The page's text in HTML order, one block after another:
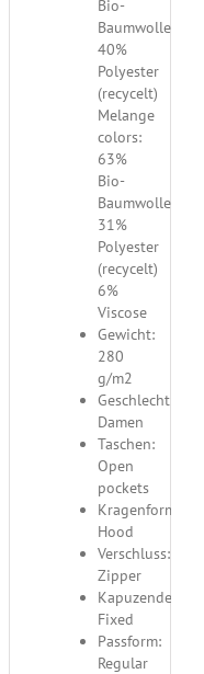
Bio-
Baumwolle
40%
Polyester
(recycelt)
Melange
colors:
63%
Bio-
Baumwolle
31%
Polyester
(recycelt)
6%
Viscose
Gewicht:
280
g/m2
Geschlecht:
Damen
Taschen:
Open
pockets
Kragenform:
Hood
Verschluss:
Zipper
Kapuzendetails:
Fixed
Passform:
Regular